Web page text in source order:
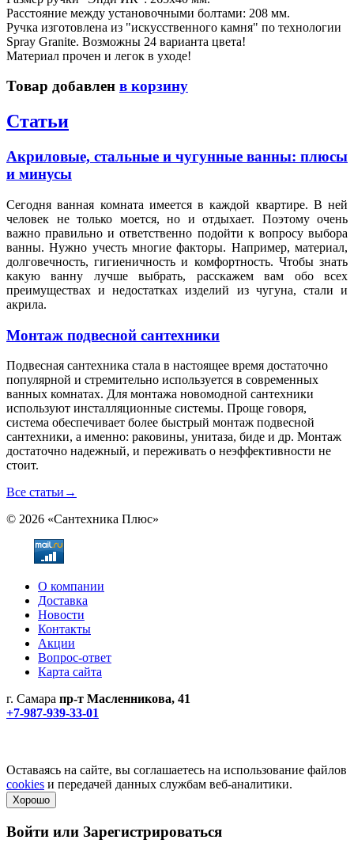
Расстояние между установочными болтами: 208 мм.
Ручка изготовлена из "искусственного камня" по технологии
Spray Granite. Возможны 24 варианта цвета!
Материал прочен и легок в уходе!
Товар добавлен в корзину
Статьи
Акриловые, стальные и чугунные ванны: плюсы
и минусы
Сегодня ванная комната имеется в каждой квартире. В ней
человек не только моется, но и отдыхает. Поэтому очень
важно правильно и ответственно подойти к вопросу выбора
ванны. Нужно учесть многие факторы. Например, материал,
долговечность, гигиеничность и комфортность. Чтобы знать
какую ванну лучше выбрать, расскажем вам обо всех
преимуществах и недостатках изделий из чугуна, стали и
акрила.
Монтаж подвесной сантехники
Подвесная сантехника стала в настоящее время достаточно
популярной и стремительно используется в современных
ванных комнатах. Для монтажа новомодной сантехники
используют инсталляционные системы. Проще говоря,
система обеспечивает более быстрый монтаж подвесной
сантехники, а именно: раковины, унитаза, биде и др. Монтаж
достаточно надежный, и переживать о неэффективности не
стоит.
Все статьи →
© 2026 «Сантехника Плюс»
О компании
Доставка
Новости
Контакты
Акции
Вопрос-ответ
Карта сайта
г. Самара пр-т Масленникова, 41
+7-987-939-33-01
Оставаясь на сайте, вы соглашаетесь на использование файлов
cookies и передачей данных службам веб-аналитики.
Хорошо
Войти или Зарегистрироваться